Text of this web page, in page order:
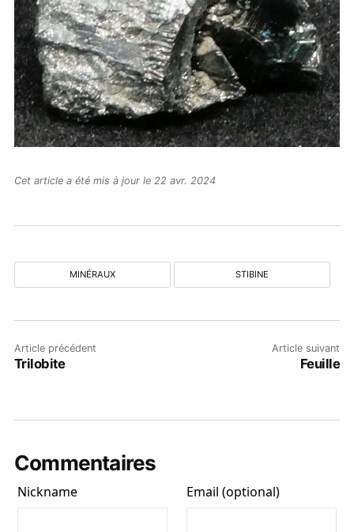
Cet article a été mis à jour le 22 avr. 2024
MINÉRAUX STIBINE
Article précédent
Trilobite
Article suivant
Feuille
Commentaires